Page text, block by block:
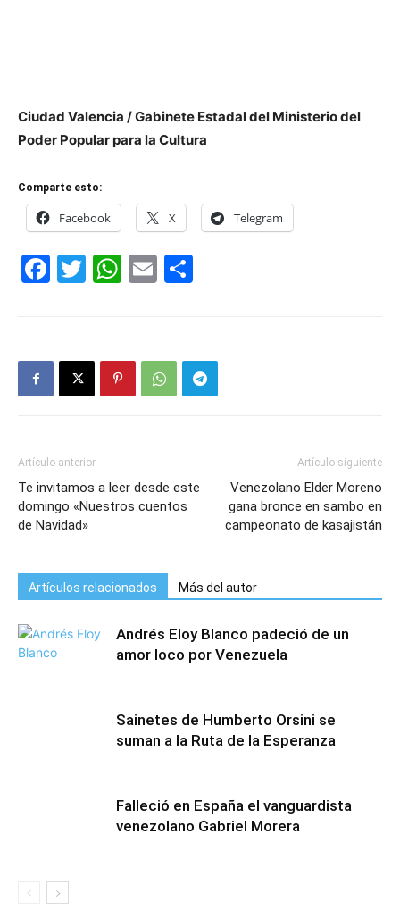
Ciudad Valencia / Gabinete Estadal del Ministerio del
Poder Popular para la Cultura
Comparte esto:
Facebook X Telegram
Facebook
Twitter
WhatsApp
Email
Artículo anterior
Te invitamos a leer desde este
domingo «Nuestros cuentos
de Navidad»
Artículo siguiente
Venezolano Elder Moreno
gana bronce en sambo en
campeonato de kasajistán
Artículos relacionados Más del autor
Andrés Eloy Blanco padeció de un
amor loco por Venezuela
Sainetes de Humberto Orsini se
suman a la Ruta de la Esperanza
Falleció en España el vanguardista
venezolano Gabriel Morera